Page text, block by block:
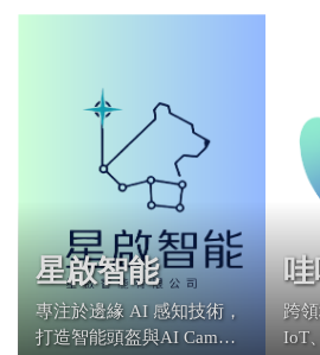
星啟智能
專注於邊緣 AI 感知技術，
打造智能頭盔與AI Cam，
跨
IoT